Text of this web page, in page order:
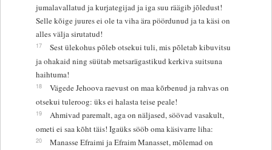
jumalavallatud ja kurjategijad ja iga suu räägib jõledust!
Selle kõige juures ei ole ta viha ära pöördunud ja ta käsi on
alles välja sirutatud!
17
Sest ülekohus põleb otsekui tuli, mis põletab kibuvitsu
ja ohakaid ning süütab metsarägastikud kerkiva suitsuna
haihtuma!
18
Vägede Jehoova raevust on maa kõrbenud ja rahvas on
otsekui tuleroog: üks ei halasta teise peale!
19
Ahmivad paremalt, aga on näljased, söövad vasakult,
ometi ei saa kõht täis! Igaüks sööb oma käsivarre liha:
20
Manasse Efraimi ja Efraim Manasset, mõlemad on